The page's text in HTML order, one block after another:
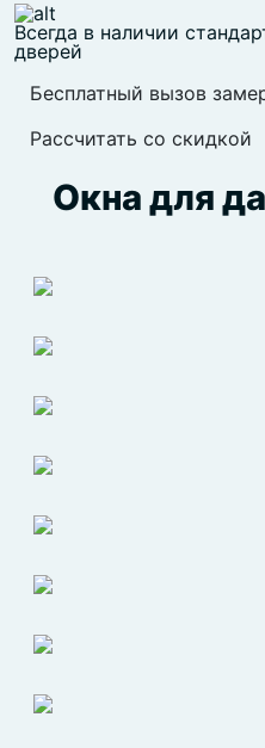
Всегда в наличии
дверей
Бесплатный вызов
Рассчитать со скидкой
Окна для